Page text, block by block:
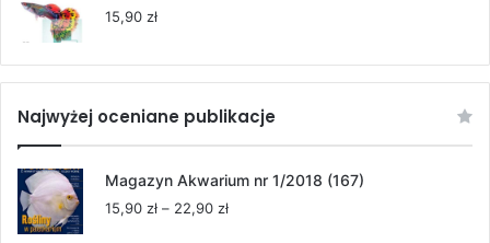
15,90 zł
Najwyżej oceniane publikacje
Magazyn Akwarium nr 1/2018 (167)
15,90 zł – 22,90 złZakres